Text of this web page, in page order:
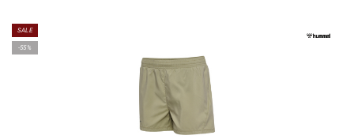
SALE
-55%